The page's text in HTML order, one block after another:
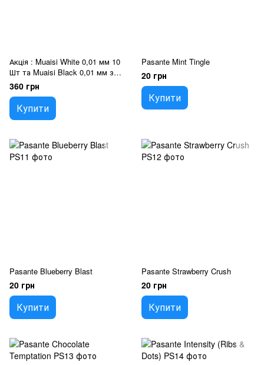
Акція : Muaisi White 0,01 мм 10
Шт та Muaisi Black 0,01 мм з
додатковою змазкою 10 Шт
360 грн
Купити
Pasante Mint Tingle
20 грн
Купити
Pasante Blueberry Blast
20 грн
Купити
Pasante Strawberry Crush
20 грн
Купити